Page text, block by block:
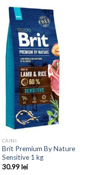
CAINI
Brit Premium By Nature
Sensitive 1 kg
30.99lei